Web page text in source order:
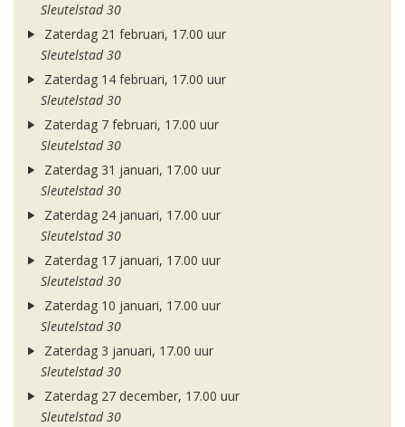
Sleutelstad 30
Zaterdag 21 februari, 17.00 uur
Sleutelstad 30
Zaterdag 14 februari, 17.00 uur
Sleutelstad 30
Zaterdag 7 februari, 17.00 uur
Sleutelstad 30
Zaterdag 31 januari, 17.00 uur
Sleutelstad 30
Zaterdag 24 januari, 17.00 uur
Sleutelstad 30
Zaterdag 17 januari, 17.00 uur
Sleutelstad 30
Zaterdag 10 januari, 17.00 uur
Sleutelstad 30
Zaterdag 3 januari, 17.00 uur
Sleutelstad 30
Zaterdag 27 december, 17.00 uur
Sleutelstad 30